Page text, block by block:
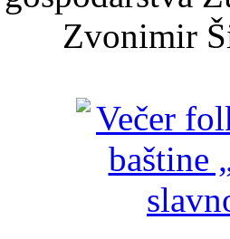
Zvonimir